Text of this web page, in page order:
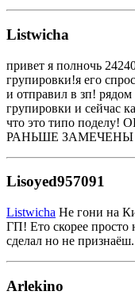
Listwicha
привет я полночь
групировки!я его
и отправил в зп!
групировки и сейчас
что это типо
РАНЬШЕ
Lisoyed957091
Listwicha Не гони на
ГП! Ето скорее просто
сделал но не
Arlekino